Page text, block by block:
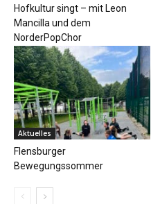
Hofkultur singt – mit Leon
Mancilla und dem
NorderPopChor
Aktuelles
Flensburger
Bewegungssommer